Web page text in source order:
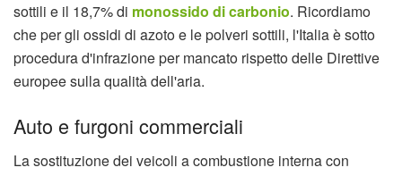
sottili e il 18,7% di monossido di carbonio. Ricordiamo
che per gli ossidi di azoto e le polveri sottili, l'Italia è sotto
procedura d'infrazione per mancato rispetto delle Direttive
europee sulla qualità dell'aria.
Auto e furgoni commerciali
La sostituzione dei veicoli a combustione interna con